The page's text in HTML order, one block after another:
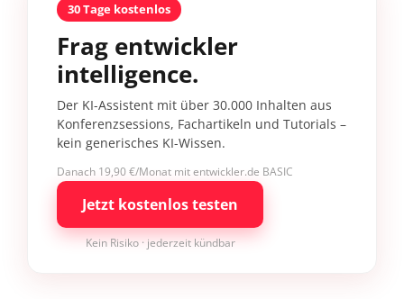
30 Tage kostenlos
Frag entwickler
intelligence.
Der KI-Assistent mit über 30.000 Inhalten aus
Konferenzsessions, Fachartikeln und Tutorials –
kein generisches KI-Wissen.
Danach 19,90 €/Monat mit entwickler.de BASIC
Jetzt kostenlos testen
Kein Risiko · jederzeit kündbar